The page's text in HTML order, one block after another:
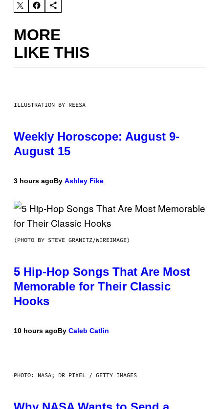
MORE
LIKE THIS
ILLUSTRATION BY REESA
Weekly Horoscope: August 9-
August 15
3 hours agoBy Ashley Fike
(PHOTO BY STEVE GRANITZ/WIREIMAGE)
5 Hip-Hop Songs That Are Most
Memorable for Their Classic
Hooks
10 hours agoBy Caleb Catlin
PHOTO: NASA; DR PIXEL / GETTY IMAGES